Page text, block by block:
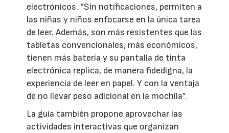
electrónicos. “Sin notificaciones, permiten a
las niñas y niños enfocarse en la única tarea
de leer. Además, son más resistentes que las
tabletas convencionales, más económicos,
tienen más batería y su pantalla de tinta
electrónica replica, de manera fidedigna, la
experiencia de leer en papel. Y con la ventaja
de no llevar peso adicional en la mochila”.
La guía también propone aprovechar las
actividades interactivas que organizan